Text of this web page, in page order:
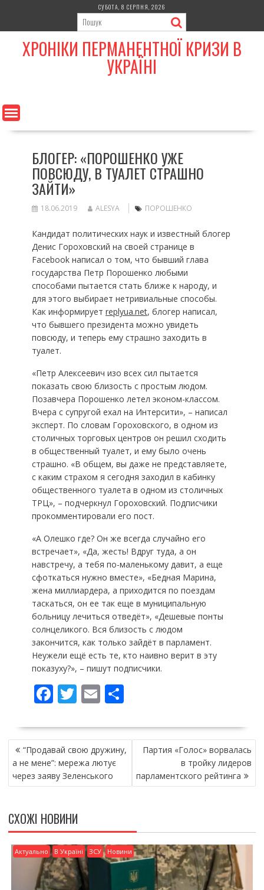
content
СУБОТА, 8 СЕРПНЯ, 2026
ХРОНІКИ ПЕРМАНЕНТНОЇ КРИЗИ В
УКРАЇНІ
БЛОГЕР: «ПОРОШЕНКО УЖЕ
ПОВСЮДУ, В ТУАЛЕТ СТРАШНО
ЗАЙТИ»
18.06.2019 ALESYA ПОРОШЕНКО
Кандидат политических наук и известный блогер
Денис Гороховский на своей странице в
Facebook написал о том, что бывший глава
государства Петр Порошенко любыми
способами пытается стать ближе к народу, и
для этого выбирает нетривиальные способы.
Как информирует replyua.net, блогер написал,
что бывшего президента можно увидеть
повсюду, и теперь ему страшно заходить в
туалет.
«Петр Алексеевич изо всех сил пытается
показать свою близость с простым людом.
Позавчера Порошенко летел эконом-классом.
Вчера с супругой ехал на Интерсити», – написал
эксперт. По словам Гороховского, в одном из
столичных торговых центров он решил сходить
в общественный туалет, и ему было очень
страшно. «В общем, вы даже не представляете,
с каким страхом я сегодня заходил в кабинку
общественного туалета в одном из столичных
ТРЦ», – подчеркнул Гороховский. Подписчики
прокомментировали его пост.
«А Олешко где? Он же всегда случайно его
встречает», «Да, жесть! Вдруг туда, а он
навстречу, а тебя по-маленькому давит, а еще
сфоткаться нужно вместе», «Бедная Марина,
жена миллиардера, а приходится по поездам
таскаться, он ее так еще в муниципальную
больницу лечиться отведёт», «Дешевые понты
солнцеликого. Вся близость с людом
закончится, как только зайдёт в парламент.
Неужели ещё есть те, кто наивно верит в эту
показуху?», – пишут подписчики.
F
e
b
o
o
k
T
itt
er
E
ai
l
П
ді
л
т
ся
НАВІГАЦІЯ
ЗАПИСІВ
“Продавай свою дружину,
а не мене”: мережа лютує
через заяву Зеленського
Партия «Голос» ворвалась
в тройку лидеров
парламентского рейтинга
СХОЖІ НОВИНИ
Актуально В Україні ЗСУ Новини